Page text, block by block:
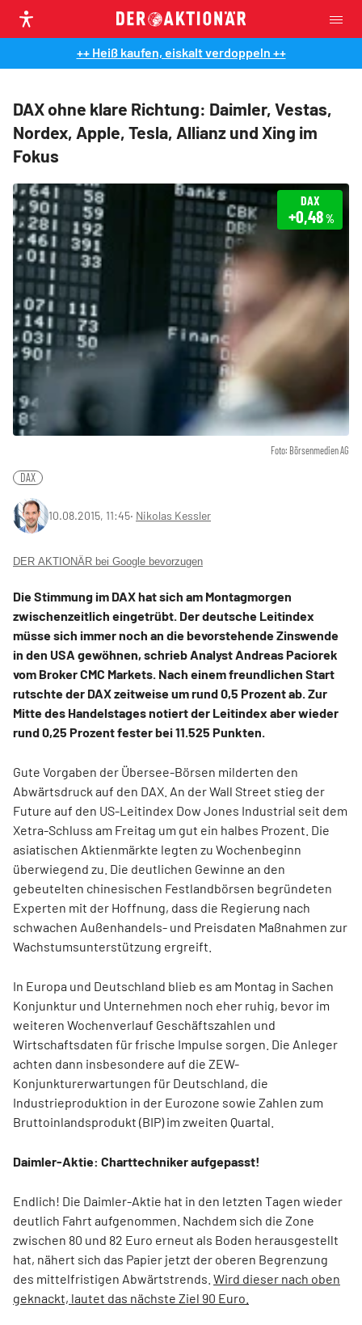
++ Heiß kaufen, eiskalt verdoppeln ++
DAX ohne klare Richtung: Daimler, Vestas,
Nordex, Apple, Tesla, Allianz und Xing im
Fokus
Foto: Börsenmedien AG
DAX
+0,48%
DAX
10.08.2015, 11:45‧ Nikolas Kessler
DER AKTIONÄR bei Google bevorzugen
Die Stimmung im DAX hat sich am Montagmorgen
zwischenzeitlich eingetrübt. Der deutsche Leitindex
müsse sich immer noch an die bevorstehende Zinswende
in den USA gewöhnen, schrieb Analyst Andreas Paciorek
vom Broker CMC Markets. Nach einem freundlichen Start
rutschte der DAX zeitweise um rund 0,5 Prozent ab. Zur
Mitte des Handelstages notiert der Leitindex aber wieder
rund 0,25 Prozent fester bei 11.525 Punkten.
Gute Vorgaben der Übersee-Börsen milderten den
Abwärtsdruck auf den DAX. An der Wall Street stieg der
Future auf den US-Leitindex Dow Jones Industrial seit dem
Xetra-Schluss am Freitag um gut ein halbes Prozent. Die
asiatischen Aktienmärkte legten zu Wochenbeginn
überwiegend zu. Die deutlichen Gewinne an den
gebeutelten chinesischen Festlandbörsen begründeten
Experten mit der Hoffnung, dass die Regierung nach
schwachen Außenhandels- und Preisdaten Maßnahmen zur
Wachstumsunterstützung ergreift.
In Europa und Deutschland blieb es am Montag in Sachen
Konjunktur und Unternehmen noch eher ruhig, bevor im
weiteren Wochenverlauf Geschäftszahlen und
Wirtschaftsdaten für frische Impulse sorgen. Die Anleger
achten dann insbesondere auf die ZEW-
Konjunkturerwartungen für Deutschland, die
Industrieproduktion in der Eurozone sowie Zahlen zum
Bruttoinlandsprodukt (BIP) im zweiten Quartal.
Daimler-Aktie: Charttechniker aufgepasst!
Endlich! Die Daimler-Aktie hat in den letzten Tagen wieder
deutlich Fahrt aufgenommen. Nachdem sich die Zone
zwischen 80 und 82 Euro erneut als Boden herausgestellt
hat, nähert sich das Papier jetzt der oberen Begrenzung
des mittelfristigen Abwärtstrends. Wird dieser nach oben
geknackt, lautet das nächste Ziel 90 Euro.